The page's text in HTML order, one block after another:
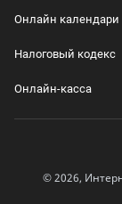
Онлайн календари
Налоговый кодекс
Онлайн-касса
© 2026,